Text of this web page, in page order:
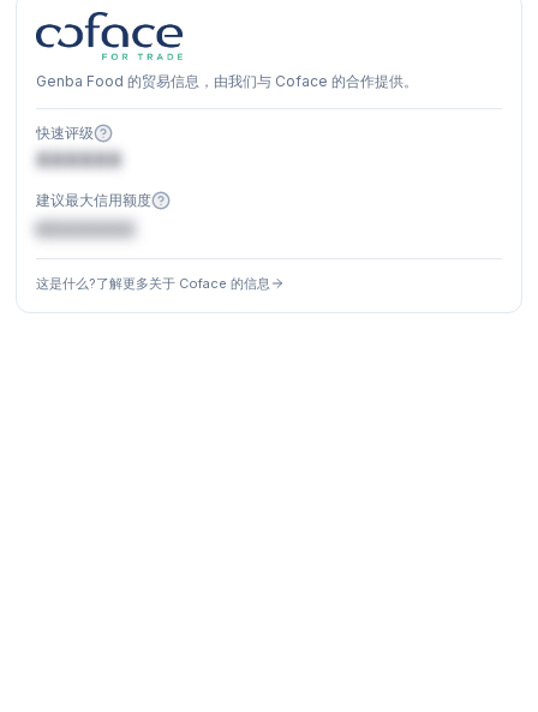
Genba Food 的贸易信息，由我们与 Coface 的合作提供。
快速评级
XXXXXX
建议最大信用额度
€XXXXXX
这是什么?了解更多关于 Coface 的信息